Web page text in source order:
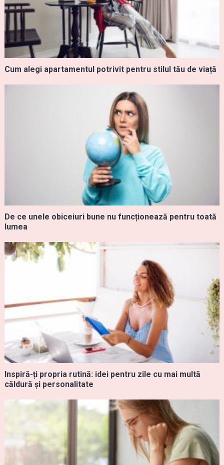
Cum alegi apartamentul potrivit pentru stilul tău de viață
De ce unele obiceiuri bune nu funcționează pentru toată
lumea
Inspiră-ți propria rutină: idei pentru zile cu mai multă
căldură și personalitate